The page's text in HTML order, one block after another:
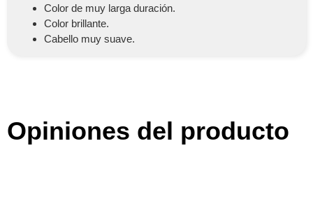
Color de muy larga duración.
Color brillante.
Cabello muy suave.
Opiniones del producto